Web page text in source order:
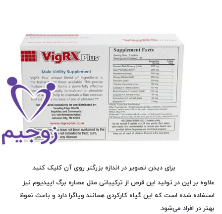
برای دیدن تصویر در اندازه بزرگتر روی آن کلیک کنید.
علاوه بر این در تولید این قرص از ترکیباتی مثل عصاره برگ اپیدیوم نیز
استفاده شده است که این گیاه کارکردی همانند ویاگرا دارد و باعث نعوظ
بهتر در افراد می‌شود.